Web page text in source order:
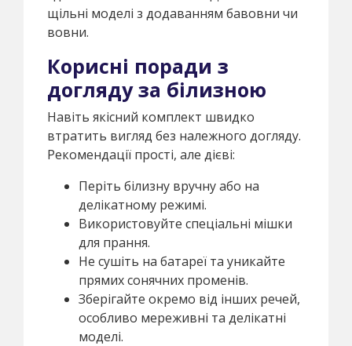
щільні моделі з додаванням бавовни чи
вовни.
Корисні поради з
догляду за білизною
Навіть якісний комплект швидко
втратить вигляд без належного догляду.
Рекомендації прості, але дієві:
Періть білизну вручну або на
делікатному режимі.
Використовуйте спеціальні мішки
для прання.
Не сушіть на батареї та уникайте
прямих сонячних променів.
Зберігайте окремо від інших речей,
особливо мереживні та делікатні
моделі.